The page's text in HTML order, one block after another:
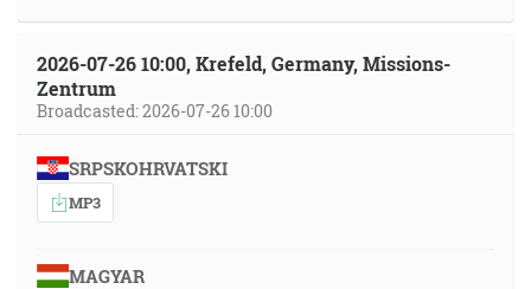
2026-07-26 10:00, Krefeld, Germany, Missions-
Zentrum
Broadcasted: 2026-07-26 10:00
SRPSKOHRVATSKI
MP3
MAGYAR